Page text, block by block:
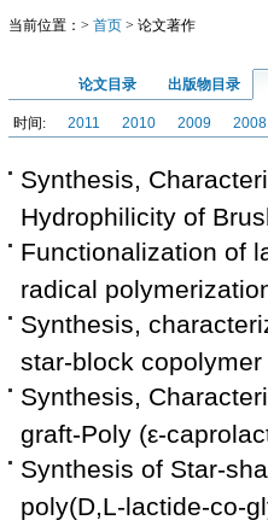
当前位置：> 首页 > 论文著作
论文目录 出版物目录
时间: 2011 2010 2009 2008
Synthesis,
Hydrophilicity of
Functionalization of
radical
Synthesis,
star-block
Synthesis,
graft-Poly (ε-
Synthesis of Star-
poly(D,L-lactide-co-